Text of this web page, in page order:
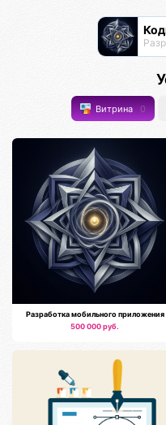
Витрина 0
Разработка мобильного приложения
500 000 руб.